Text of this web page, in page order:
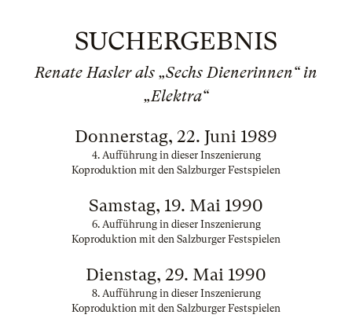
SUCHERGEBNIS
Renate Hasler als „Sechs Dienerinnen“ in
„Elektra“
Donnerstag, 22. Juni 1989
4. Aufführung in dieser Inszenierung
Koproduktion mit den Salzburger Festspielen
Samstag, 19. Mai 1990
6. Aufführung in dieser Inszenierung
Koproduktion mit den Salzburger Festspielen
Dienstag, 29. Mai 1990
8. Aufführung in dieser Inszenierung
Koproduktion mit den Salzburger Festspielen